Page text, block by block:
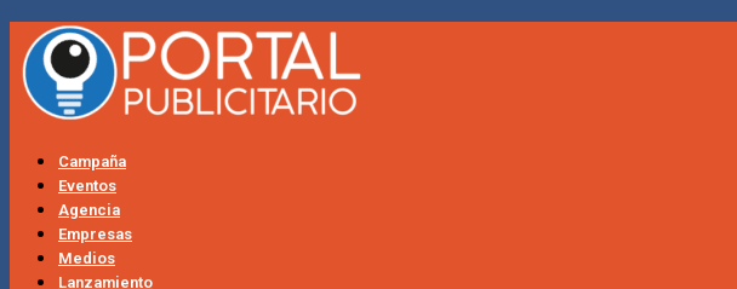
Campaña
Eventos
Agencia
Empresas
Medios
Lanzamiento